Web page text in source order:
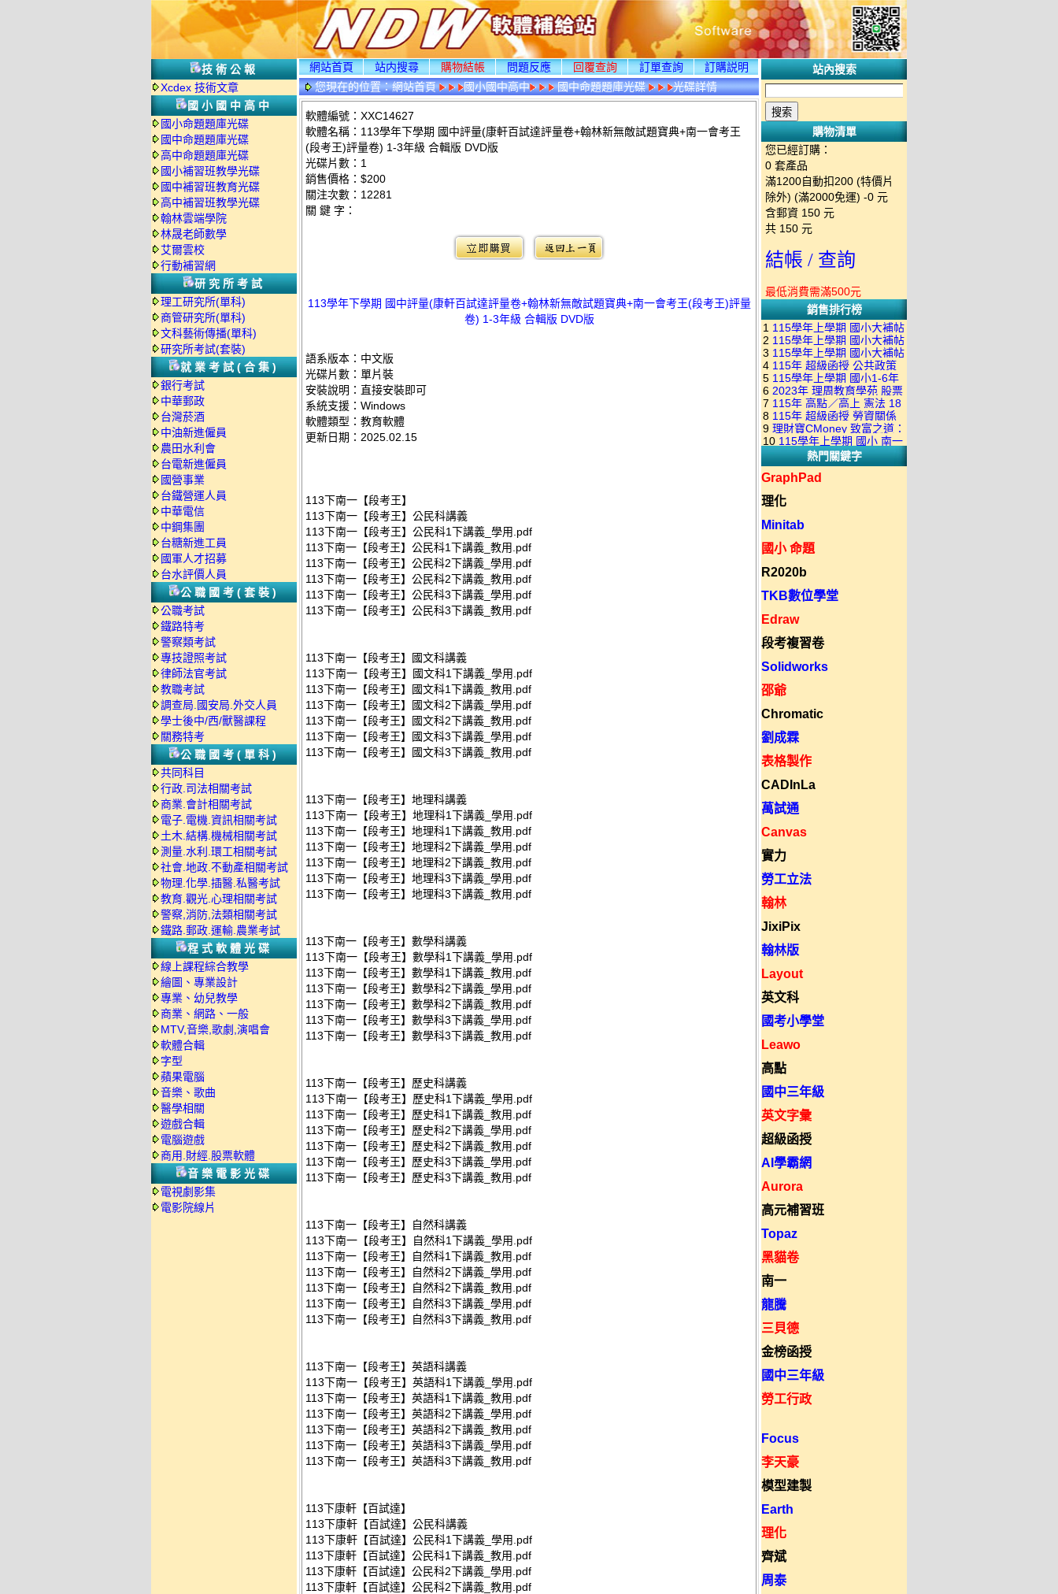
技術公報
Xcdex 技術文章
國小國中高中
國小命題題庫光碟
國中命題題庫光碟
高中命題題庫光碟
國小補習班教學光碟
國中補習班教育光碟
高中補習班教學光碟
翰林雲端學院
林晟老師數學
艾爾雲校
行動補習網
研究所考試
理工研究所(單科)
商管研究所(單科)
文科藝術傳播(單科)
研究所考試(套裝)
就業考試(合集)
銀行考試
中華郵政
台灣菸酒
中油新進僱員
農田水利會
台電新進僱員
國營事業
台鐵營運人員
中華電信
中鋼集團
台糖新進工員
國軍人才招募
台水評價人員
公職國考(套裝)
公職考試
鐵路特考
警察類考試
專技證照考試
律師法官考試
教職考試
調查局.國安局.外交人員
學士後中/西/獸醫課程
關務特考
公職國考(單科)
共同科目
行政.司法相關考試
商業.會計相關考試
電子.電機.資訊相關考試
土木.結構.機械相關考試
測量.水利.環工相關考試
社會.地政.不動產相關考試
物理.化學.插醫.私醫考試
教育.觀光.心理相關考試
警察,消防,法類相關考試
鐵路.郵政.運輸.農業考試
程式軟體光碟
線上課程綜合教學
繪圖、專業設計
專業、幼兒教學
商業、網路、一般
MTV,音樂,歌劇,演唱會
軟體合輯
字型
蘋果電腦
音樂、歌曲
醫學相關
遊戲合輯
電腦遊戲
商用.財經.股票軟體
音樂電影光碟
電視劇影集
電影院線片
網站首頁 站内搜尋 購物結帳 問題反應 回覆查詢 訂單查詢
訂購説明
您現在的位置：網站首頁 國小國中高中 國中命題題庫光碟 光碟詳情
軟體編號：XXC14627
軟體名稱：113學年下學期 國中評量(康軒百試達評量卷+翰林新無敵試題寶典+南一會考王
(段考王)評量卷) 1-3年級 合輯版 DVD版
光碟片數：1
銷售價格：$200
關注次數： 12281
關 鍵 字：
113學年下學期 國中評量(康軒百試達評量卷+翰林新無敵試題寶典+南一會考王(段考王)評量
卷) 1-3年級 合輯版 DVD版
語系版本：中文版
光碟片數：單片裝
安裝說明：直接安裝即可
系統支援：Windows
軟體類型：教育軟體
更新日期：2025.02.15
113下南一【段考王】
113下南一【段考王】公民科講義
113下南一【段考王】公民科1下講義_學用.pdf
113下南一【段考王】公民科1下講義_教用.pdf
113下南一【段考王】公民科2下講義_學用.pdf
113下南一【段考王】公民科2下講義_教用.pdf
113下南一【段考王】公民科3下講義_學用.pdf
113下南一【段考王】公民科3下講義_教用.pdf
113下南一【段考王】國文科講義
113下南一【段考王】國文科1下講義_學用.pdf
113下南一【段考王】國文科1下講義_教用.pdf
113下南一【段考王】國文科2下講義_學用.pdf
113下南一【段考王】國文科2下講義_教用.pdf
113下南一【段考王】國文科3下講義_學用.pdf
113下南一【段考王】國文科3下講義_教用.pdf
113下南一【段考王】地理科講義
113下南一【段考王】地理科1下講義_學用.pdf
113下南一【段考王】地理科1下講義_教用.pdf
113下南一【段考王】地理科2下講義_學用.pdf
113下南一【段考王】地理科2下講義_教用.pdf
113下南一【段考王】地理科3下講義_學用.pdf
113下南一【段考王】地理科3下講義_教用.pdf
113下南一【段考王】數學科講義
113下南一【段考王】數學科1下講義_學用.pdf
113下南一【段考王】數學科1下講義_教用.pdf
113下南一【段考王】數學科2下講義_學用.pdf
113下南一【段考王】數學科2下講義_教用.pdf
113下南一【段考王】數學科3下講義_學用.pdf
113下南一【段考王】數學科3下講義_教用.pdf
113下南一【段考王】歷史科講義
113下南一【段考王】歷史科1下講義_學用.pdf
113下南一【段考王】歷史科1下講義_教用.pdf
113下南一【段考王】歷史科2下講義_學用.pdf
113下南一【段考王】歷史科2下講義_教用.pdf
113下南一【段考王】歷史科3下講義_學用.pdf
113下南一【段考王】歷史科3下講義_教用.pdf
113下南一【段考王】自然科講義
113下南一【段考王】自然科1下講義_學用.pdf
113下南一【段考王】自然科1下講義_教用.pdf
113下南一【段考王】自然科2下講義_學用.pdf
113下南一【段考王】自然科2下講義_教用.pdf
113下南一【段考王】自然科3下講義_學用.pdf
113下南一【段考王】自然科3下講義_教用.pdf
113下南一【段考王】英語科講義
113下南一【段考王】英語科1下講義_學用.pdf
113下南一【段考王】英語科1下講義_教用.pdf
113下南一【段考王】英語科2下講義_學用.pdf
113下南一【段考王】英語科2下講義_教用.pdf
113下南一【段考王】英語科3下講義_學用.pdf
113下南一【段考王】英語科3下講義_教用.pdf
113下康軒【百試達】
113下康軒【百試達】公民科講義
113下康軒【百試達】公民科1下講義_學用.pdf
113下康軒【百試達】公民科1下講義_教用.pdf
113下康軒【百試達】公民科2下講義_學用.pdf
113下康軒【百試達】公民科2下講義_教用.pdf
站內搜索
購物清單
您已經訂購：
0 套產品
滿1200自動扣200 (特價片
除外) (滿2000免運) -0 元
含郵資 150 元
共 150 元
結帳 / 查詢
最低消費需滿500元
銷售排行榜
1 115學年上學期 國小大補帖
南一版 國語+數學+社會+生活
+自然 1-6年級 教學光碟DVD
版(3DVD)
2 115學年上學期 國小大補帖
康軒版 國語+數學+社會+生活
+自然 1-6年級 教學光碟DVD
版(3DVD)
3 115學年上學期 國小大補帖
翰林版 國語+數學+社會+生活
+自然 1-6年級 教學光碟DVD
版(3DVD)
4 115年 超級函授 公共政策
22堂課+總複習 張楚老師 含
PDF講義 函授DVD(9DVD)
5 115學年上學期 國小1-6年
級 習作解答(含康軒.南一.翰林
全版本.全科目)合輯版 DVD版
6 2023年 理周教育學苑 股票
當沖煉金術 主講：朱家泓 國
語發音 DVD版
7 115年 高點／高上 憲法 18
堂課 宗台大老師 含PDF講義
函授DVD(8DVD)【適用於律
師司法考試】
8 115年 超級函授 勞資關係
概要 11堂課+總複習 陸川老
師 含PDF講義 函授
DVD(5DVD)
9 理財寶CMoney 致富之道：
上班族飆股攻略班 主講：朱
家泓+林穎 國語發音 DVD版
10 115學年上學期 國小 南一
版 教師手冊(全年級、全領域)
教學光碟DVD版
熱門關鍵字
GraphPad
理化
Minitab
國小 命題
R2020b
TKB數位學堂
Edraw
段考複習卷
Solidworks
邵爺
Chromatic
劉成霖
表格製作
CADInLa
萬試通
Canvas
實力
勞工立法
翰林
JixiPix
翰林版
Layout
英文科
國考小學堂
Leawo
高點
國中三年級
英文字彙
超級函授
AI學霸網
Aurora
高元補習班
Topaz
黑貓卷
南一
龍騰
三貝德
金榜函授
國中三年級
勞工行政
Focus
李天豪
模型建製
Earth
理化
齊斌
周泰